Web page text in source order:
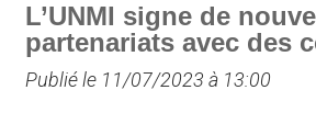
L’UNMI signe de
partenariats avec des
Publié le 11/07/2023 à 13:00